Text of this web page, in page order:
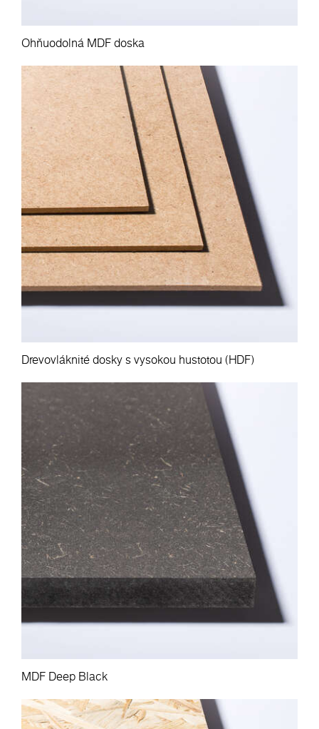
Ohňuodolná MDF doska
Drevovláknité dosky s vysokou hustotou (HDF)
MDF Deep Black